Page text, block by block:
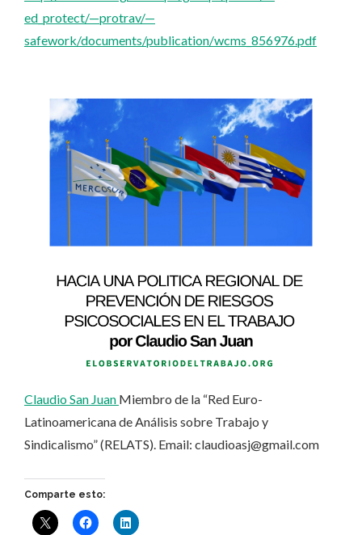
ed_protect/—protrav/—
safework/documents/publication/wcms_856976.pdf
Claudio San Juan Miembro de la “Red Euro-
Latinoamericana de Análisis sobre Trabajo y
Sindicalismo” (RELATS). Email: claudioasj@gmail.com
Comparte esto: